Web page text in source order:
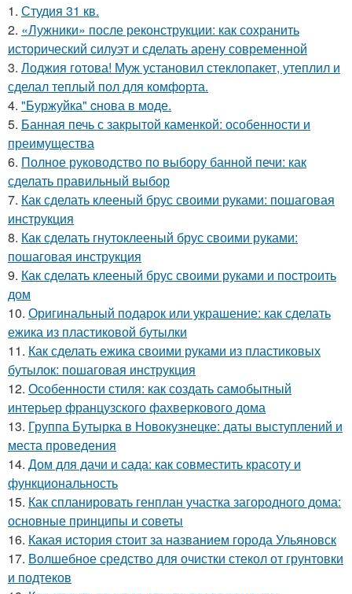
1. Студия 31 кв.
2. «Лужники» после реконструкции: как сохранить
исторический силуэт и сделать арену современной
3. Лоджия готова! Муж установил стеклопакет, утеплил и
сделал теплый пол для комфорта.
4. "Буржуйка" cнова в моде.
5. Банная печь с закрытой каменкой: особенности и
преимущества
6. Полное руководство по выбору банной печи: как
сделать правильный выбор
7. Как сделать клееный брус своими руками: пошаговая
инструкция
8. Как сделать гнутоклееный брус своими руками:
пошаговая инструкция
9. Как сделать клееный брус своими руками и построить
дом
10. Оригинальный подарок или украшение: как сделать
ежика из пластиковой бутылки
11. Как сделать ежика своими руками из пластиковых
бутылок: пошаговая инструкция
12. Особенности стиля: как создать самобытный
интерьер французского фахверкового дома
13. Группа Бутырка в Новокузнецке: даты выступлений и
места проведения
14. Дом для дачи и сада: как совместить красоту и
функциональность
15. Как спланировать генплан участка загородного дома:
основные принципы и советы
16. Какая история стоит за названием города Ульяновск
17. Волшебное средство для очистки стекол от грунтовки
и подтеков